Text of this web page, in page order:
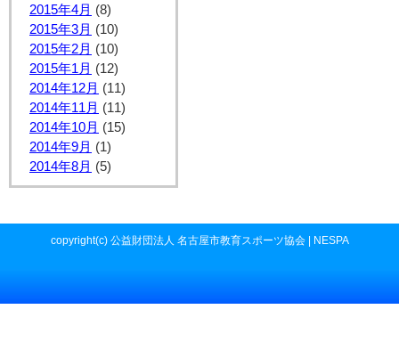
2015年4月 (8)
2015年3月 (10)
2015年2月 (10)
2015年1月 (12)
2014年12月 (11)
2014年11月 (11)
2014年10月 (15)
2014年9月 (1)
2014年8月 (5)
copyright(c) 公益財団法人 名古屋市教育スポーツ協会 | NESPA